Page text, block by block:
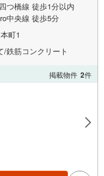
つ橋線 徒歩1分以内
中央線 徒歩5分
町1
/鉄筋コンクリート
掲載物件 2件